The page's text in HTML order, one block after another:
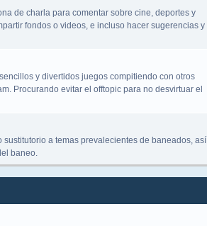
de charla para comentar sobre cine, deportes y
fondos o videos, e incluso hacer sugerencias y
y divertidos juegos compitiendo con otros
Procurando evitar el offtopic para no desvirtuar el
a temas prevalecientes de baneados, así
baneo.